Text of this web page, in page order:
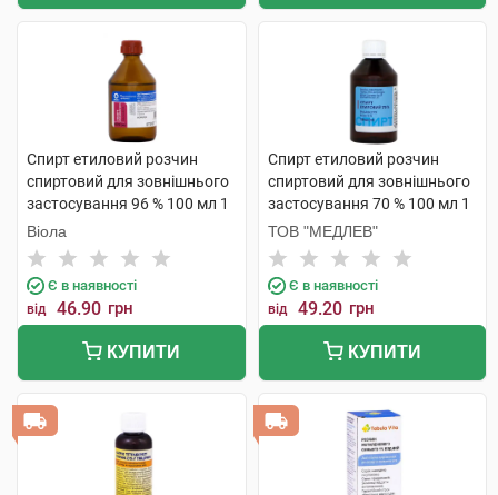
Спирт етиловий розчин
спиртовий для зовнішнього
застосування 96 % 100 мл 1
флакон скляний
Віола
Є в наявності
від 46.90 грн
КУПИТИ
Спирт етиловий розчин
спиртовий для зовнішнього
застосування 70 % 100 мл 1
флакон
ТОВ "МЕДЛЕВ"
Є в наявності
від 49.20 грн
КУПИТИ